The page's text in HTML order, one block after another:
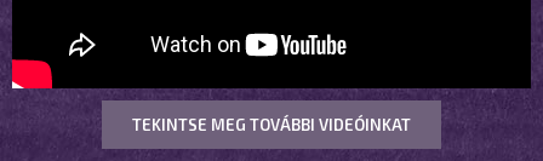
TEKINTSE MEG TOVÁBBI VIDEÓINKAT